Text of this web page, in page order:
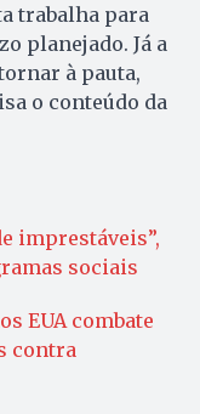
trabalha para
planejado. Já a
à pauta,
o conteúdo da
imprestáveis”,
sociais
EUA combate
contra